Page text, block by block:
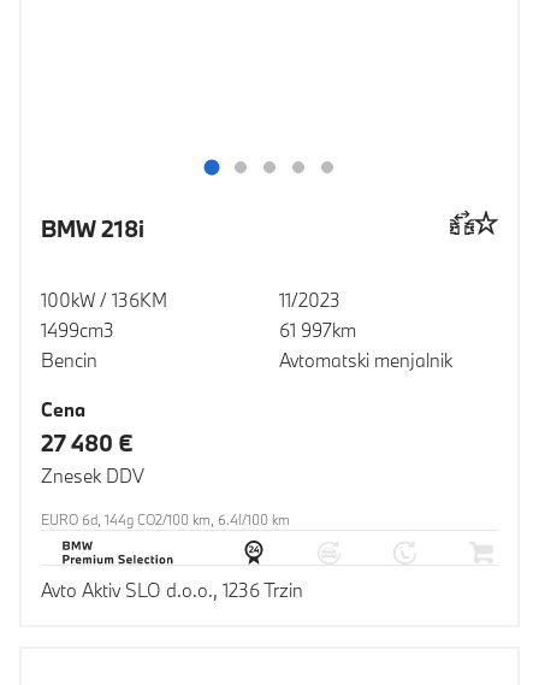
BMW 218i
100kW / 136KM
1499cm3
Bencin
11/2023
61 997km
Avtomatski menjalnik
Cena
27 480 €
Znesek DDV
EURO 6d, 144g CO2/100 km, 6.4l/100 km
Avto Aktiv SLO d.o.o., 1236 Trzin